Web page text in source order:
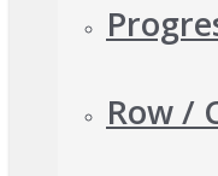
Row /